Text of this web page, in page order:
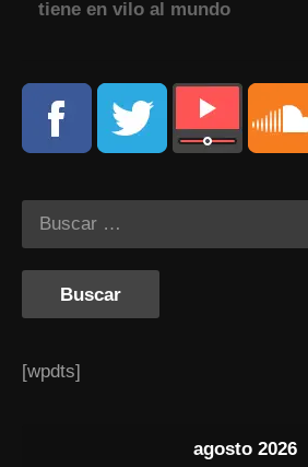
tiene en vilo al mundo
[wpdts]
agosto 2026